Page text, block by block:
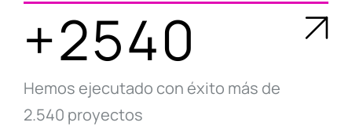
+2540
Hemos ejecutado con éxito más de
2.540 proyectos